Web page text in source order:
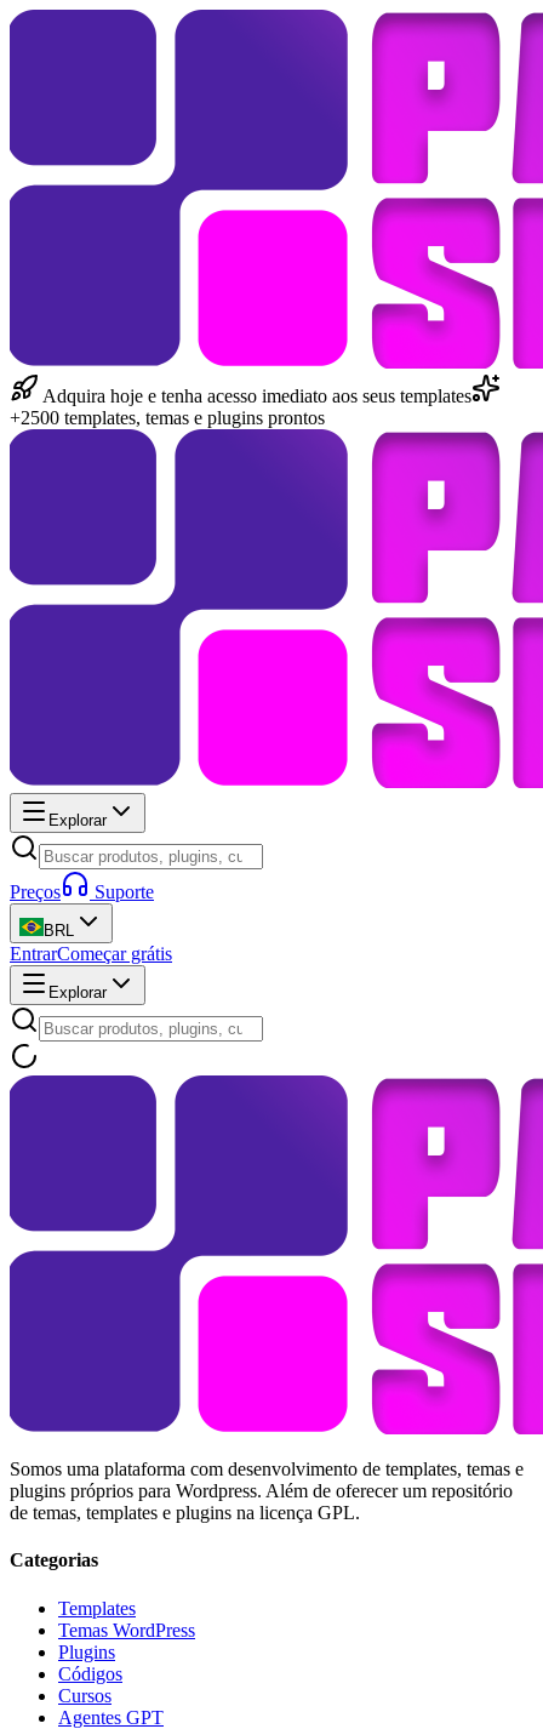
Adquira hoje e tenha acesso imediato aos seus templates
+2500 templates, temas e plugins prontos
Explorar
Preços Suporte
BRL
EntrarComeçar grátis
Explorar
Somos uma plataforma com desenvolvimento de templates, temas e
plugins próprios para Wordpress. Além de oferecer um repositório
de temas, templates e plugins na licença GPL.
Categorias
Templates
Temas WordPress
Plugins
Códigos
Cursos
Agentes GPT